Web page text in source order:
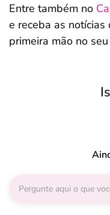
Entre também no
e receba as
primeira mão no